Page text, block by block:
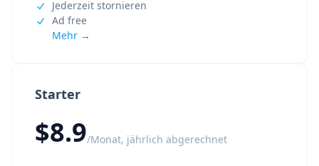
Starter
$8.9/Monat, jährlich abgerechnet
Jederzeit stornieren
Ad free
Mehr →